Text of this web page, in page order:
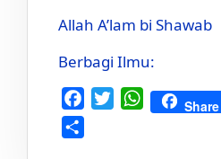
Allah A’lam bi Shawab
Berbagi Ilmu:
Facebook
TwitterWhatsAppShare